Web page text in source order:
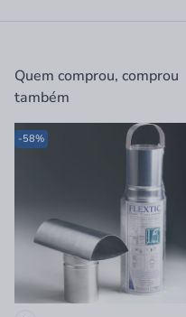
Quem comprou, comprou
também
-58%